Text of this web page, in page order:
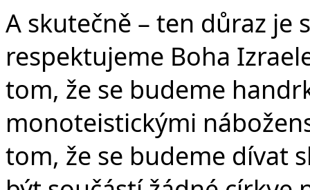
A skutečně – ten důraz je
respektujeme Boha
tom, že se budeme
monoteistickými
tom, že se budeme dívat